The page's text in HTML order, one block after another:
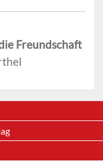
Freundschaft